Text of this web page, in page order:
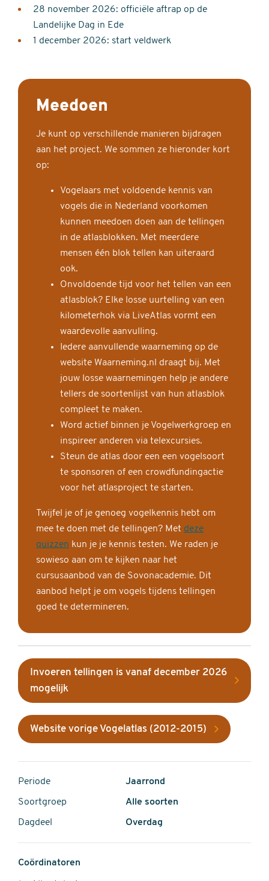
28 november 2026: officiële aftrap op de
Landelijke Dag in Ede
1 december 2026: start veldwerk
Meedoen
Je kunt op verschillende manieren bijdragen
aan het project. We sommen ze hieronder kort
op:
Vogelaars met voldoende kennis van
vogels die in Nederland voorkomen
kunnen meedoen doen aan de tellingen
in de atlasblokken. Met meerdere
mensen één blok tellen kan uiteraard
ook.
Onvoldoende tijd voor het tellen van een
atlasblok? Elke losse uurtelling van een
kilometerhok via LiveAtlas vormt een
waardevolle aanvulling.
Iedere aanvullende waarneming op de
website Waarneming.nl draagt bij. Met
jouw losse waarnemingen help je andere
tellers de soortenlijst van hun atlasblok
compleet te maken.
Word actief binnen je Vogelwerkgroep en
inspireer anderen via telexcursies.
Steun de atlas door een een vogelsoort
te sponsoren of een crowdfundingactie
voor het atlasproject te starten.
Twijfel je of je genoeg vogelkennis hebt om
mee te doen met de tellingen? Met deze
quizzen kun je je kennis testen. We raden je
sowieso aan om te kijken naar het
cursusaanbod van de Sovonacademie. Dit
aanbod helpt je om vogels tijdens tellingen
goed te determineren.
Invoeren tellingen is vanaf december 2026
mogelijk
Website vorige Vogelatlas (2012-2015)
Periode Jaarrond
Soortgroep Alle soorten
Dagdeel Overdag
Coördinatoren